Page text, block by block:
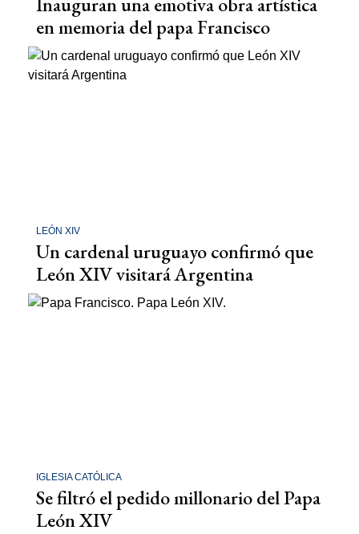
en memoria del papa Francisco
LEÓN XIV
Un cardenal uruguayo confirmó que
León XIV visitará Argentina
IGLESIA CATÓLICA
Se filtró el pedido millonario del Papa
León XIV